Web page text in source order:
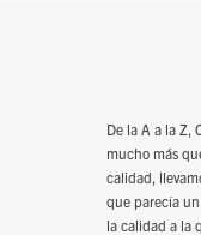
De la A a la Z,
mucho más
calidad,
que parecía
la calidad a la